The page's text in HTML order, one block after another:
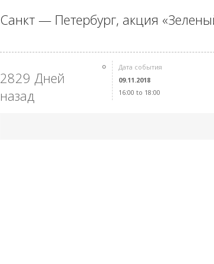
Санкт — Петербург, акция
2829 Дней
назад
Дата события
09.11.2018
16:00 to 18:00